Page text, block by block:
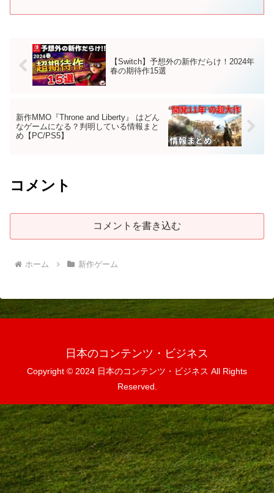
【Switch】予想外の新作だらけ！2024年
春の期待作15選
新作MMO『Throne and Liberty』 はどん
なゲームになる？判明している情報まと
め【PC/PS5】
コメント
コメントを書き込む
ホーム 新作ゲーム
日本のコンテンツ・ビジネス
Copyright © 2024 日本のコンテンツ・ビジネス All Rights
Reserved.